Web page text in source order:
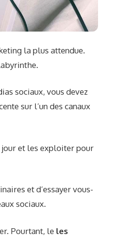
la plus attendue.
sociaux, vous devez
sur l’un des canaux
jour et les exploiter pour
et d’essayer vous-
sociaux.
Pourtant, le les